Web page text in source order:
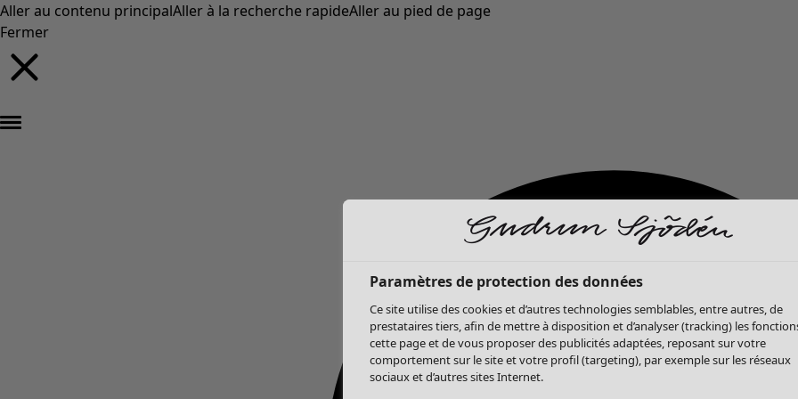
Aller au contenu principalAller à la recherche rapideAller au pied de page
Fermer
Paramètres de protection des données
Ce site utilise des cookies et d’autres technologies semblables, entre autres, de
prestataires tiers, afin de mettre à disposition et d’analyser (tracking) les
cette page et de vous proposer des publicités adaptées, reposant sur votre
comportement sur le site et votre profil (targeting), par exemple sur les réseaux
sociaux et d’autres sites Internet.